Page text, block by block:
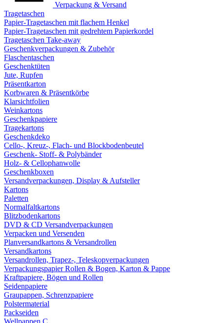
Verpackung & Versand
Tragetaschen
Papier-Tragetaschen mit flachem Henkel
Papier-Tragetaschen mit gedrehtem Papierkordel
Tragetaschen Take-away
Geschenkverpackungen & Zubehör
Flaschentaschen
Geschenktüten
Jute, Rupfen
Präsentkarton
Korbwaren & Präsentkörbe
Klarsichtfolien
Weinkartons
Geschenkpapiere
Tragekartons
Geschenkdeko
Cello-, Kreuz-, Flach- und Blockbodenbeutel
Geschenk- Stoff- & Polybänder
Holz- & Cellophanwolle
Geschenkboxen
Versandverpackungen, Display & Aufsteller
Kartons
Paletten
Normalfaltkartons
Blitzbodenkartons
DVD & CD Versandverpackungen
Verpacken und Versenden
Planversandkartons & Versandrollen
Versandkartons
Versandrollen, Trapez-, Teleskopverpackungen
Verpackungspapier Rollen & Bogen, Karton & Pappe
Kraftpapiere, Bögen und Rollen
Seidenpapiere
Graupappen, Schrenzpapiere
Polstermaterial
Packseiden